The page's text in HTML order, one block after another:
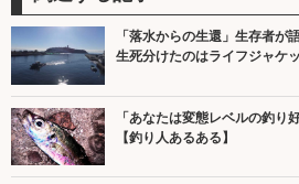
「落水からの生還」生存者が
生死分けたのはライフジャケ
「あなたは変態レベルの釣
【釣り人あるある】